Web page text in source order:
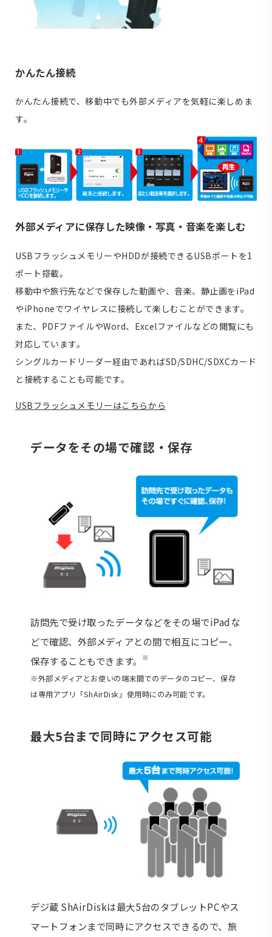
かんたん接続
かんたん接続で、移動中でも外部メディアを気軽に楽しめま
す。
外部メディアに保存した映像・写真・音楽を楽しむ
USBフラッシュメモリーやHDDが接続できるUSBポートを1
ポート搭載。
移動中や旅行先などで保存した動画や、音楽、静止画をiPad
やiPhoneでワイヤレスに接続して楽しむことができます。
また、PDFファイルやWord、Excelファイルなどの閲覧にも
対応しています。
シングルカードリーダー経由であればSD/SDHC/SDXCカード
と接続することも可能です。
USBフラッシュメモリーはこちらから
データをその場で確認・保存
訪問先で受け取ったデータなどをその場でiPadな
どで確認、外部メディアとの間で相互にコピー、
保存することもできます。
※
※外部メディアとお使いの端末間でのデータのコピー、保存
は専用アプリ「ShAirDisk」使用時にのみ可能です。
最大5台まで同時にアクセス可能
デジ蔵 ShAirDiskは最大5台のタブレットPCやス
マートフォンまで同時にアクセスできるので、旅